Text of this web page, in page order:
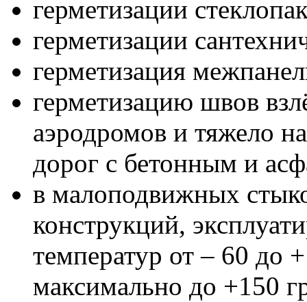
герметизации
герметизации
герметизация
герметизацию швов
аэродромов и тяжело
дорог с бетонным и
в малоподвижных
конструкций,
температур от – 60
максимально до +150